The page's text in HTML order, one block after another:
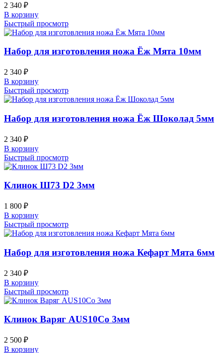
2 340 ₽
В корзину
Быстрый просмотр
Набор для изготовления ножа Ёж Мята 10мм
2 340 ₽
В корзину
Быстрый просмотр
Набор для изготовления ножа Ёж Шоколад 5мм
2 340 ₽
В корзину
Быстрый просмотр
Клинок Ш73 D2 3мм
1 800 ₽
В корзину
Быстрый просмотр
Набор для изготовления ножа Кефарт Мята 6мм
2 340 ₽
В корзину
Быстрый просмотр
Клинок Варяг AUS10Co 3мм
2 500 ₽
В корзину